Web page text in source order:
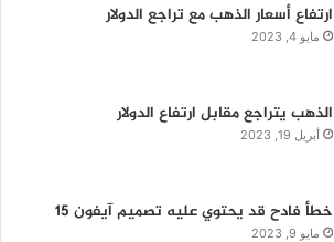
ارتفاع أسعار الذهب مع تراجع الدولار
مايو 4, 2023
الذهب يتراجع مقابل ارتفاع الدولار
أبريل 19, 2023
خطأ فادح قد يحتوي عليه تصميم آيفون 15
مايو 9, 2023